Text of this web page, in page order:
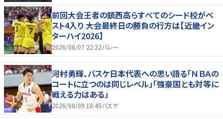
前回大会王者の鎮西高らすべてのシード校がベ
スト4入り 大会最終日の勝負の行方は【近畿イン
ターハイ2026】
2026/08/07 22:22バレー
河村勇輝、バスケ日本代表への思い語る「ＮＢＡの
コートに立つのは同じレベル」「強豪国とも対等に
戦える力はある」
2026/08/09 18:45バスケ